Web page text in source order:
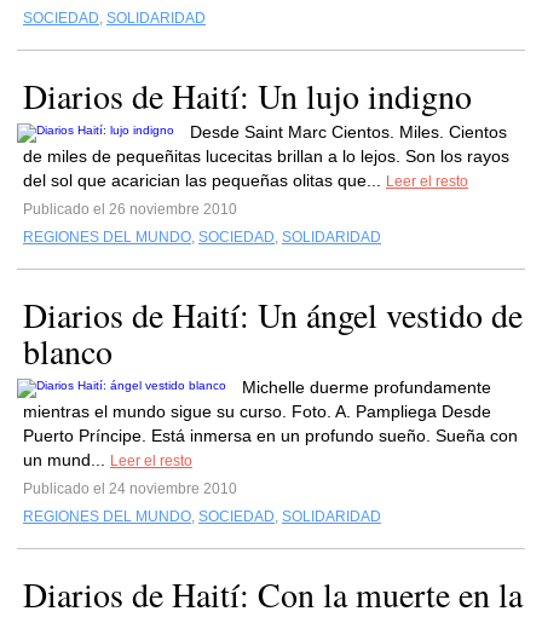
SOCIEDAD, SOLIDARIDAD
Diarios de Haití: Un lujo indigno
Desde Saint Marc Cientos. Miles. Cientos
de miles de pequeñitas lucecitas brillan a lo lejos. Son los rayos
del sol que acarician las pequeñas olitas que...
Leer el resto
Publicado el 26 noviembre 2010
REGIONES DEL MUNDO, SOCIEDAD, SOLIDARIDAD
Diarios de Haití: Un ángel vestido de
blanco
Michelle duerme profundamente
mientras el mundo sigue su curso. Foto. A. Pampliega Desde
Puerto Príncipe. Está inmersa en un profundo sueño. Sueña con
un mund...
Leer el resto
Publicado el 24 noviembre 2010
REGIONES DEL MUNDO, SOCIEDAD, SOLIDARIDAD
Diarios de Haití: Con la muerte en la